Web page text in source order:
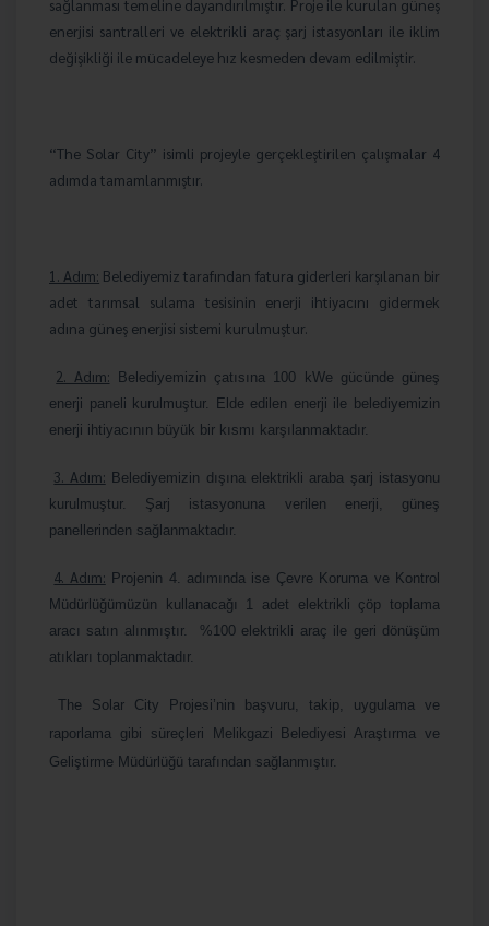
sağlanması temeline dayandırılmıştır. Proje ile kurulan güneş
enerjisi santralleri ve elektrikli araç şarj istasyonları ile iklim
değişikliği ile mücadeleye hız kesmeden devam edilmiştir.
“The Solar City” isimli projeyle gerçekleştirilen çalışmalar 4
adımda tamamlanmıştır.
1. Adım: Belediyemiz tarafından fatura giderleri karşılanan bir
adet tarımsal sulama tesisinin enerji ihtiyacını gidermek
adına güneş enerjisi sistemi kurulmuştur.
2. Adım: Belediyemizin çatısına 100 kWe gücünde güneş
enerji paneli kurulmuştur. Elde edilen enerji ile belediyemizin
enerji ihtiyacının büyük bir kısmı karşılanmaktadır.
3. Adım: Belediyemizin dışına elektrikli araba şarj istasyonu
kurulmuştur. Şarj istasyonuna verilen enerji, güneş
panellerinden sağlanmaktadır.
4. Adım: Projenin 4. adımında ise Çevre Koruma ve Kontrol
Müdürlüğümüzün kullanacağı 1 adet elektrikli çöp toplama
aracı satın alınmıştır. %100 elektrikli araç ile geri dönüşüm
atıkları toplanmaktadır.
The Solar City Projesi’nin başvuru, takip, uygulama ve
raporlama gibi süreçleri Melikgazi Belediyesi Araştırma ve
Geliştirme Müdürlüğü tarafından sağlanmıştır.